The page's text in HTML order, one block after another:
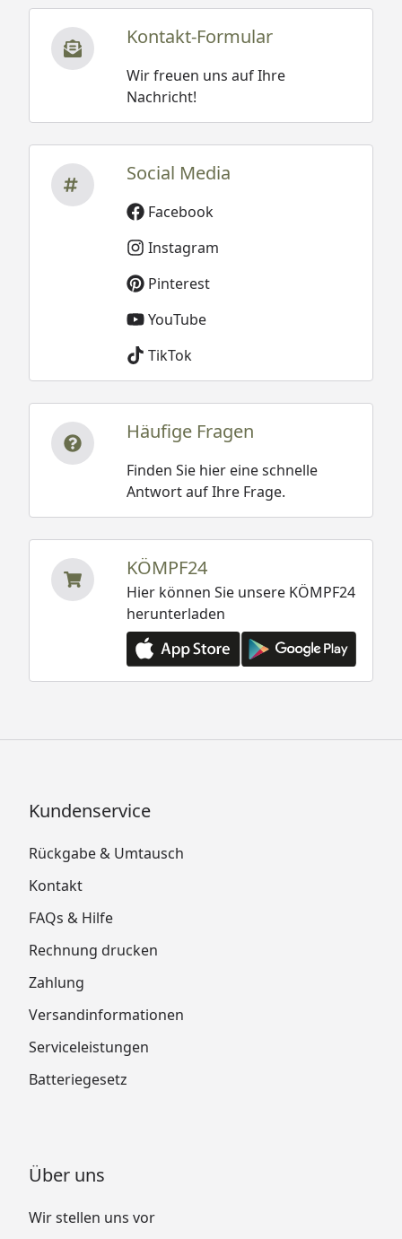
Kontakt-Formular
Wir freuen uns auf Ihre
Nachricht!
Social Media
Facebook
Instagram
Pinterest
YouTube
TikTok
Häufige Fragen
Finden Sie hier eine schnelle
Antwort auf Ihre Frage.
KÖMPF24
Hier können Sie unsere KÖMPF24
herunterladen
Kundenservice
Rückgabe & Umtausch
Kontakt
FAQs & Hilfe
Rechnung drucken
Zahlung
Versandinformationen
Serviceleistungen
Batteriegesetz
Über uns
Wir stellen uns vor